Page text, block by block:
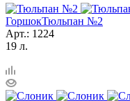
ГоршокТюльпан №2
Арт.: 1224
19 л.